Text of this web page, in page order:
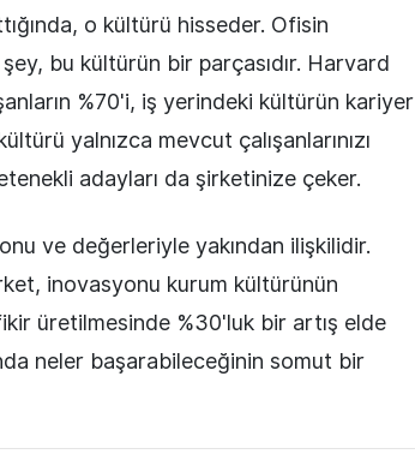
o kültürü hisseder. Ofisin
bu kültürün bir parçasıdır. Harvard
%70'i, iş yerindeki kültürün kariyer
yalnızca mevcut çalışanlarınızı
adayları da şirketinize çeker.
ve değerleriyle yakından ilişkilidir.
inovasyonu kurum kültürünün
üretilmesinde %30'luk bir artış elde
neler başarabileceğinin somut bir